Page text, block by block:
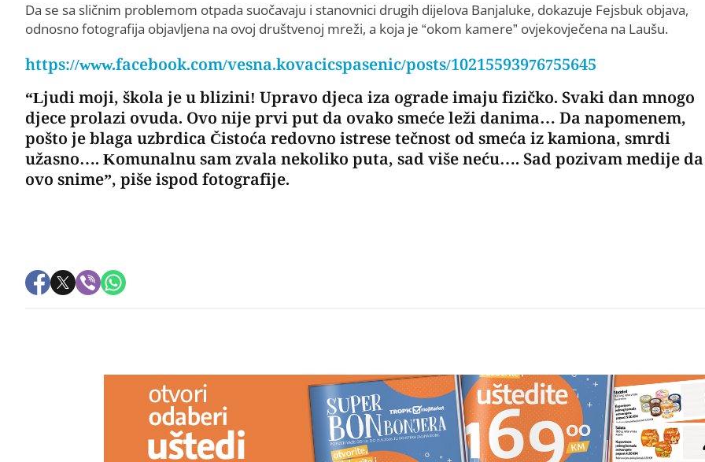
Da se sa sličnim problemom otpada suočavaju i stanovnici drugih dijelova Banjaluke, dokazuje Fejsbuk objava,
odnosno fotografija objavljena na ovoj društvenoj mreži, a koja je “okom kamere” ovjekovječena na Laušu.
https://www.facebook.com/vesna.kovacicspasenic/posts/10215593976755645
“Ljudi moji, škola je u blizini! Upravo djeca iza ograde imaju fizičko. Svaki dan mnogo
djece prolazi ovuda. Ovo nije prvi put da ovako smeće leži danima… Da napomenem,
pošto je blaga uzbrdica Čistoća redovno istrese tečnost od smeća iz kamiona, smrdi
užasno…. Komunalnu sam zvala nekoliko puta, sad više neću…. Sad pozivam medije da
ovo snime”, piše ispod fotografije.